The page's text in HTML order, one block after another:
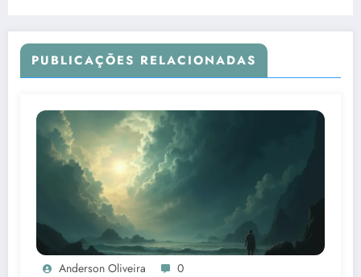
PUBLICAÇÕES RELACIONADAS
Anderson Oliveira 0